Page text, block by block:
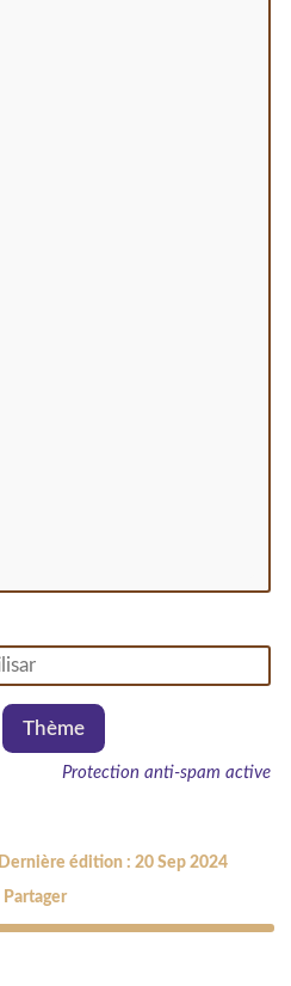
Thème
Protection anti-spam active
Dernière édition : 20 Sep 2024
Partager